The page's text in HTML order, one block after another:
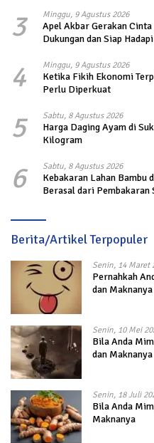
3 Minggu, 9 Agustus 2026
Apel Akbar Gerakan
Dukungan dan Siap
4 Minggu, 9 Agustus 2026
Ketika Fikih Ekonomi
Perlu Diperkuat
5 Sabtu, 8 Agustus 2026
Harga Daging Ayam di
Kilogram
6 Sabtu, 8 Agustus 2026
Kebakaran Lahan Bambu
Berasal dari Pembakaran
Berita/Artikel Terpopuler
Senin, 14 Maret
Pernahkah
dan Maknanya
Senin, 10 Mei
Bila Anda
dan Maknanya
Senin, 18 Juli
Bila Anda
Maknanya